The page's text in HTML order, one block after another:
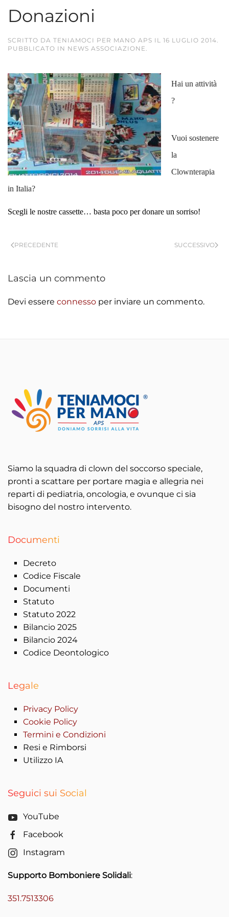
Donazioni
SCRITTO DA TENIAMOCI PER MANO APS IL 16 LUGLIO 2014
PUBBLICATO IN NEWS ASSOCIAZIONE
Hai un attività
?
Vuoi sostenere
la
Clownterapia
in Italia?
Scegli le nostre cassette… basta poco per donare un sorriso!
PRECEDENTE SUCCESSIVO
Lascia un commento
Devi essere connesso per inviare un commento.
Siamo la squadra di clown del soccorso speciale,
pronti a scattare per portare magia e allegria nei
reparti di pediatria, oncologia, e ovunque ci sia
bisogno del nostro intervento.
Documenti
Decreto
Codice Fiscale
Documenti
Statuto
Statuto 2022
Bilancio 2025
Bilancio 2024
Codice Deontologico
Legale
Privacy Policy
Cookie Policy
Termini e Condizioni
Resi e Rimborsi
Utilizzo IA
Seguici sui Social
YouTube
Facebook
Instagram
Supporto Bomboniere Solidali:
351.7513306